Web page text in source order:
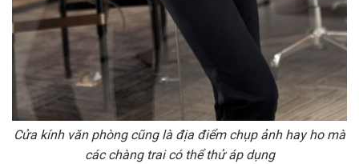
Cửa kính văn phòng cũng là địa điểm chụp ảnh hay ho mà
các chàng trai có thể thử áp dụng